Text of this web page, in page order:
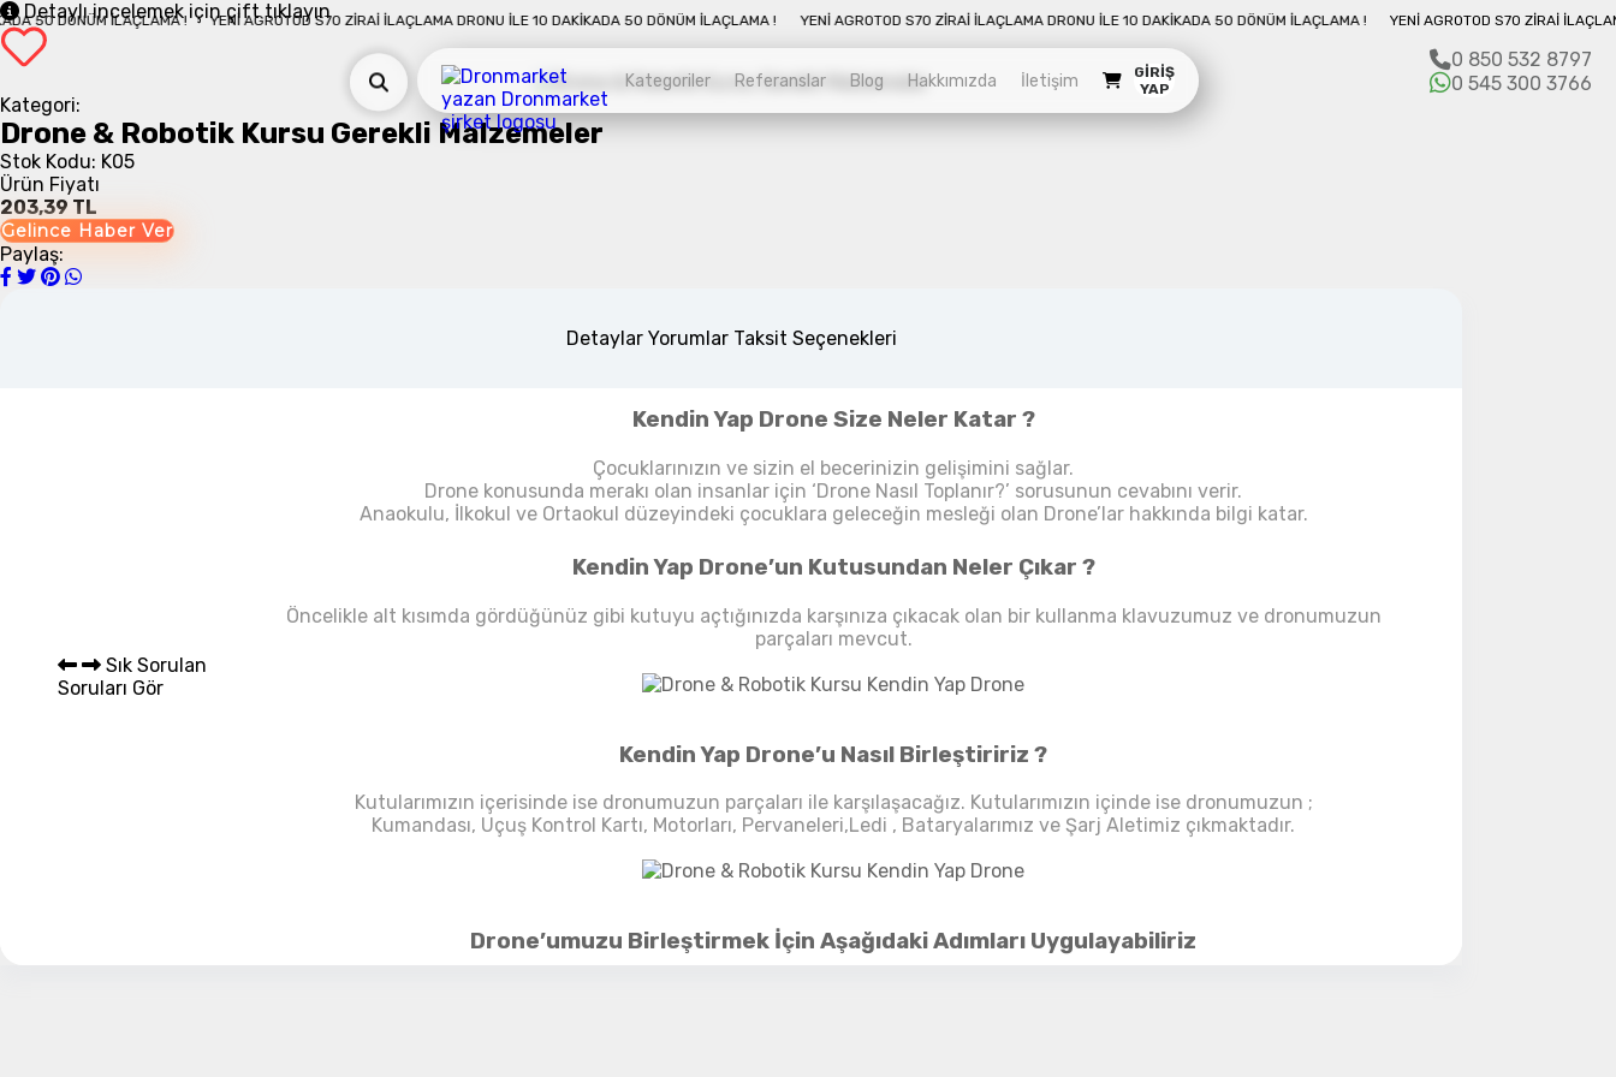
İLAÇLAMA ! YENI AGROTOD S70 ZIRAI İLAÇLAMA DRONU İLE 10 DAKIKADA 50 DÖNÜM İLAÇLAMA ! YENI AGROTOD S70 ZIRAI İLAÇLAMA DRONU İLE 10 DAKIKADA 50 DÖNÜM İLAÇLAMA ! YENI AGROTOD S70 ZIRAI İLAÇLAMA
Kategoriler
Endüstriyel Drone
Alt kategorileri görmek için hemen tıklayın.
Haritalama Dronları
Ürünleri görmek için hemen tıklayın.
Drone Malzemeleri
Alt kategorileri görmek için hemen tıklayın.
Su Altı Drone
Referanslar Blog Hakkımızda İletişim
Sepet Detayı Ödemeye Geç
GIRIŞ
YAP
0 850 532 8797
0 545 300 3766
Detaylı incelemek için çift tıklayın
Kategori:
Drone & Robotik Kursu Gerekli Malzemeler
Stok Kodu: K05
Ürün Fiyatı
203,39 TL
Gelince Haber Ver
Paylaş:
Detaylar Yorumlar Taksit Seçenekleri
Sık Sorulan
Soruları Gör
Kendin Yap Drone Size Neler Katar ?
Çocuklarınızın ve sizin el becerinizin gelişimini sağlar.
Drone konusunda merakı olan insanlar için ‘Drone Nasıl Toplanır?’ sorusunun cevabını verir.
Anaokulu, İlkokul ve Ortaokul düzeyindeki çocuklara geleceğin mesleği olan Drone’lar hakkında bilgi katar.
Kendin Yap Drone’un Kutusundan Neler Çıkar ?
Öncelikle alt kısımda gördüğünüz gibi kutuyu açtığınızda karşınıza çıkacak olan bir kullanma klavuzumuz ve dronumuzun
parçaları mevcut.
Kendin Yap Drone’u Nasıl Birleştiririz ?
Kutularımızın içerisinde ise dronumuzun parçaları ile karşılaşacağız. Kutularımızın içinde ise dronumuzun ;
Kumandası, Uçuş Kontrol Kartı, Motorları, Pervaneleri,Ledi , Bataryalarımız ve Şarj Aletimiz çıkmaktadır.
Drone’umuzu Birleştirmek İçin Aşağıdaki Adımları Uygulayabiliriz